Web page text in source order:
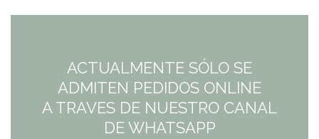
ACTUALMENTE SÓLO SE
ADMITEN PEDIDOS ONLINE
A TRAVES DE NUESTRO CANAL
DE WHATSAPP